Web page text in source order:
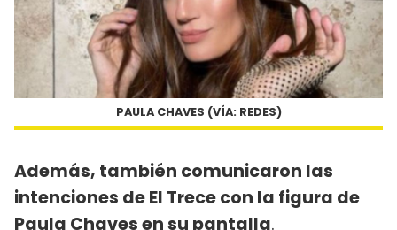
PAULA CHAVES (VÍA: REDES)
Además, también comunicaron las
intenciones de El Trece con la figura de
Paula Chaves en su pantalla.